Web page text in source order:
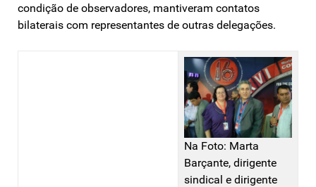
condição de observadores, mantiveram contatos
bilaterais com representantes de outras delegações.
Na Foto: Marta
Barçante, dirigente
sindical e dirigente